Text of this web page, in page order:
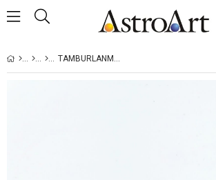
TAMBURLANMIŞ URUGUAY PEMBE KUVARSI DOĞAL TAŞ